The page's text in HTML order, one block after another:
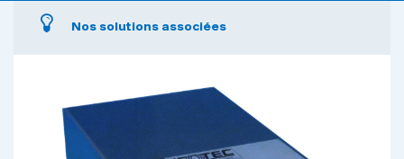
Nos solutions associées